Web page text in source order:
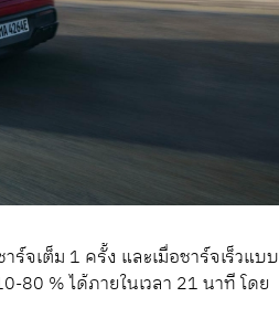
ร์จเต็ม 1 ครั้ง และเมื่อชาร์จเร็วแบบ
80 % ได้ภายในเวลา 21 นาที โดย